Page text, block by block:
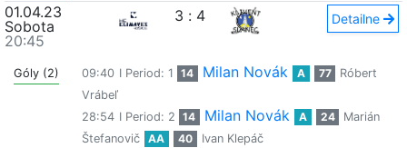
01.04.23
Sobota
20:45
3 : 4 Detailne
Góly (2) 09:40 I Period: 1 14 Milan Novák A 77
Róbert
Vrábeľ
28:54 I Period: 2 14 Milan Novák A 24
Marián
Štefanovič
AA 40 Ivan Klepáč